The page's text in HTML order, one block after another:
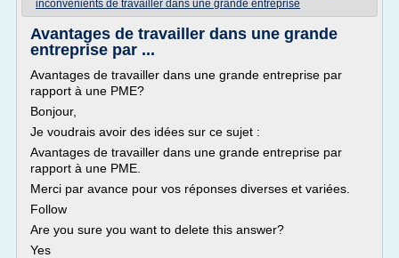
inconvenients de travailler dans une grande entreprise
Avantages de travailler dans une grande
entreprise par ...
Avantages de travailler dans une grande entreprise par
rapport à une PME?
Bonjour,
Je voudrais avoir des idées sur ce sujet :
Avantages de travailler dans une grande entreprise par
rapport à une PME.
Merci par avance pour vos réponses diverses et variées.
Follow
Are you sure you want to delete this answer?
Yes